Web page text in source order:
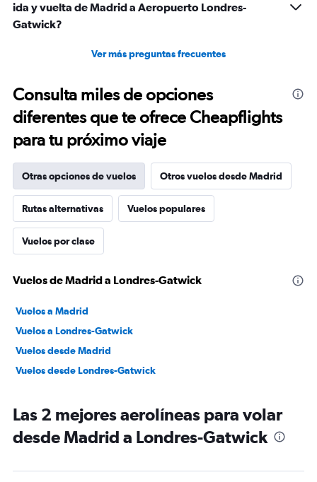
ida y vuelta de Madrid a Aeropuerto Londres-
Gatwick?
Ver más preguntas frecuentes
Consulta miles de opciones
diferentes que te ofrece Cheapflights
para tu próximo viaje
Otras opciones de vuelos Otros vuelos desde Madrid
Rutas alternativas Vuelos populares
Vuelos por clase
Vuelos de Madrid a Londres-Gatwick
Vuelos a Madrid
Vuelos a Londres-Gatwick
Vuelos desde Madrid
Vuelos desde Londres-Gatwick
Las 2 mejores aerolíneas para volar
desde Madrid a Londres-Gatwick